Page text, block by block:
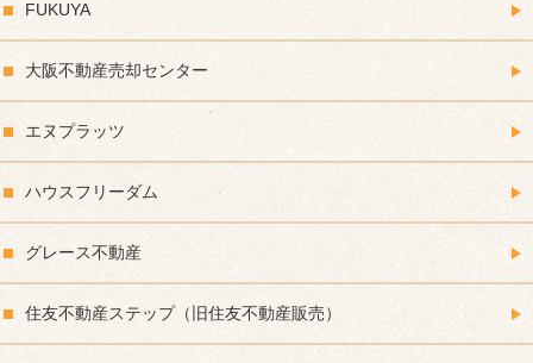
FUKUYA
大阪不動産売却センター
エヌプラッツ
ハウスフリーダム
グレース不動産
住友不動産ステップ（旧住友不動産販売）